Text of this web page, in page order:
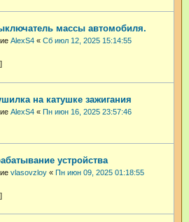
массы автомобиля.
AlexS4 « Сб июл 12, 2025 15:14:55
на катушке зажигания
AlexS4 « Пн июн 16, 2025 23:57:46
устройства
vlasovzloy « Пн июн 09, 2025 01:18:55